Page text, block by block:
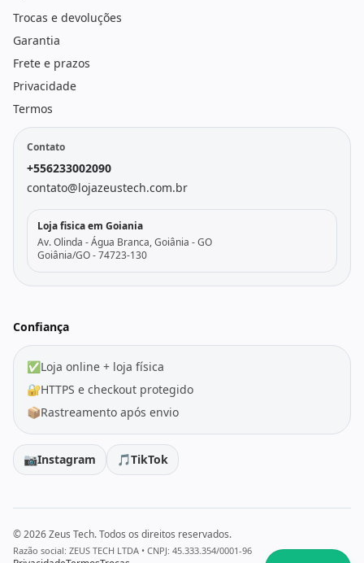
Trocas e devoluções
Garantia
Frete e prazos
Privacidade
Termos
Contato
+556233002090
contato@lojazeustech.com.br
Loja fisica em Goiania
Av. Olinda - Água Branca, Goiânia - GO
Goiânia/GO - 74723-130
Confiança
✅Loja online + loja física
🔐HTTPS e checkout protegido
📦Rastreamento após envio
📷Instagram 🎵TikTok
© 2026 Zeus Tech. Todos os direitos reservados.
Razão social: ZEUS TECH LTDA • CNPJ: 45.333.354/0001-96